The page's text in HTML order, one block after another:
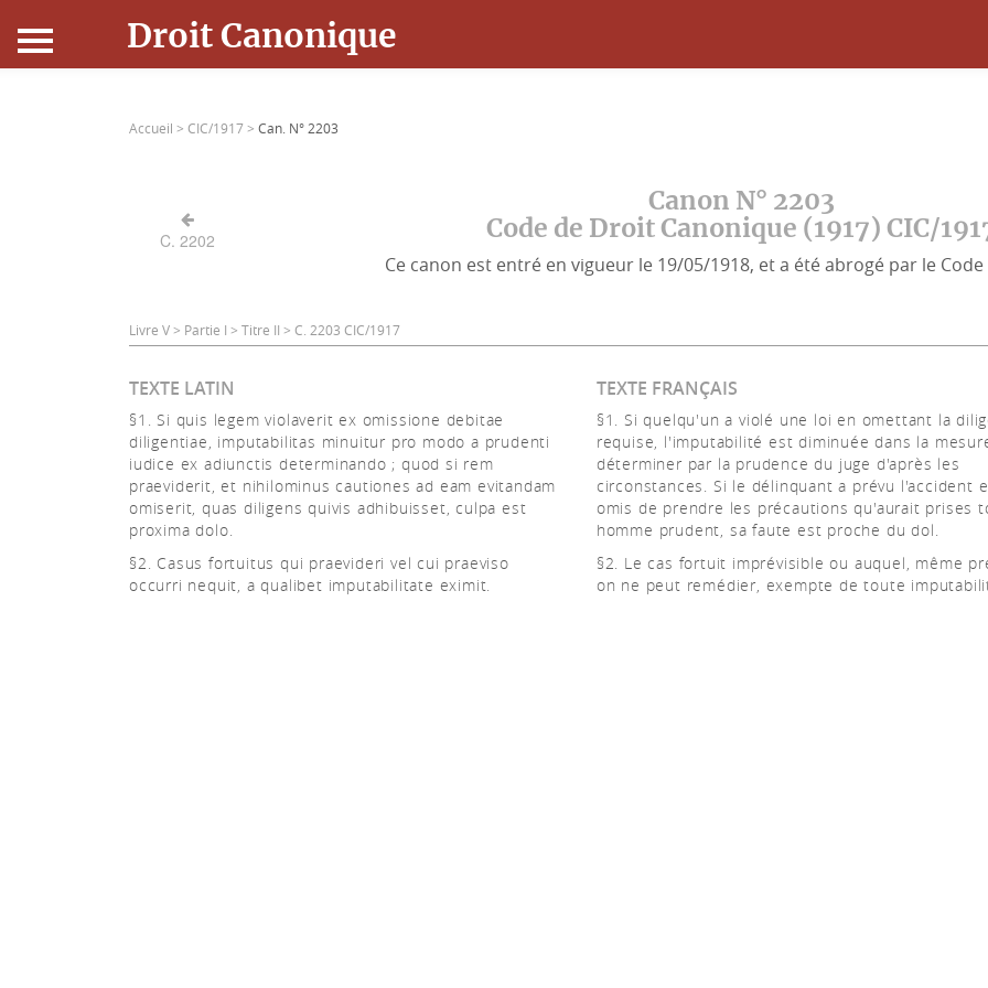
Droit Canonique
Connexion
Accueil > CIC/1917 > Can. N° 2203
C. 2202
Canon N° 2203
Code de Droit Canonique (1917) CIC/
Ce canon est entré en vigueur le 19/05/1918, et a été abrogé par le
Livre V > Partie I > Titre II > C. 2203 CIC/1917
TEXTE LATIN TEXTE FRANÇAIS
§1. Si quis legem violaverit ex omissione debitae
diligentiae, imputabilitas minuitur pro modo a prudenti
iudice ex adiunctis determinando ; quod si rem
praeviderit, et nihilominus cautiones ad eam evitandam
omiserit, quas diligens quivis adhibuisset, culpa est
proxima dolo.
§1. Si quelqu'un a violé une loi en omettant la
requise, l'imputabilité est diminuée dans la
déterminer par la prudence du juge d'après les
circonstances. Si le délinquant a prévu l'accident
omis de prendre les précautions qu'aurait prises
homme prudent, sa faute est proche du dol.
§2. Casus fortuitus qui praevideri vel cui praeviso
occurri nequit, a qualibet imputabilitate eximit.
§2. Le cas fortuit imprévisible ou auquel, même
on ne peut remédier, exempte de toute